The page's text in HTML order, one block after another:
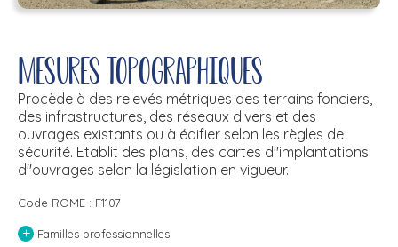
Mesures topographiques
Procède à des relevés métriques des terrains fonciers,
des infrastructures, des réseaux divers et des
ouvrages existants ou à édifier selon les règles de
sécurité. Etablit des plans, des cartes d''implantations
d''ouvrages selon la législation en vigueur.
Code ROME : F1107
+ Familles professionnelles